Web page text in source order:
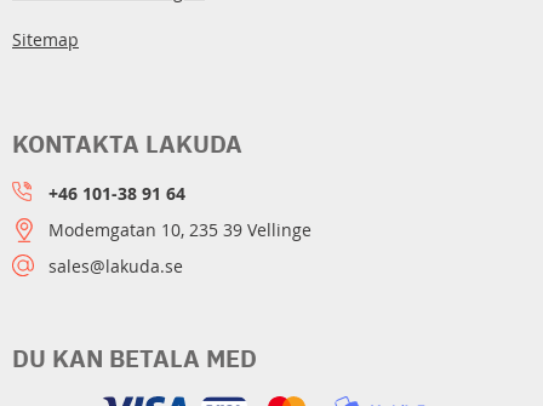
Sitemap
DU KAN BETALA MED
KONTAKTA LAKUDA
+46 101-38 91 64
Modemgatan 10, 235 39 Vellinge
sales@lakuda.se